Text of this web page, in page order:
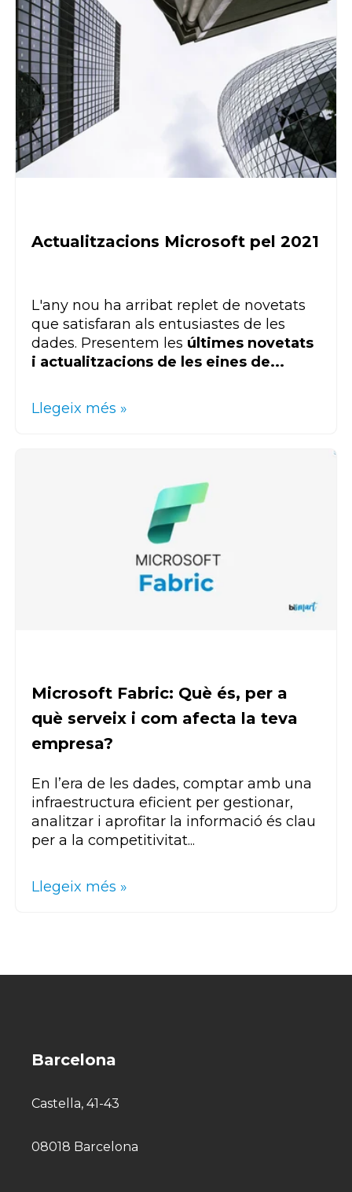
Actualitzacions Microsoft pel 2021
L'any nou ha arribat replet de novetats
que satisfaran als entusiastes de les
dades. Presentem les últimes novetats
i actualitzacions de les eines de...
Llegeix més »
Microsoft Fabric: Què és, per a
què serveix i com afecta la teva
empresa?
En l’era de les dades, comptar amb una
infraestructura eficient per gestionar,
analitzar i aprofitar la informació és clau
per a la competitivitat...
Llegeix més »
Barcelona
Castella, 41-43
08018 Barcelona